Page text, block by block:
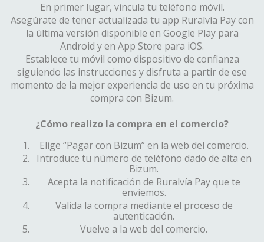
En primer lugar, vincula tu teléfono móvil.
Asegúrate de tener actualizada tu app Ruralvía Pay con
la última versión disponible en Google Play para
Android y en App Store para iOS.
Establece tu móvil como dispositivo de confianza
siguiendo las instrucciones y disfruta a partir de ese
momento de la mejor experiencia de uso en tu próxima
compra con Bizum.
¿Cómo realizo la compra en el comercio?
Elige “Pagar con Bizum” en la web del comercio.
Introduce tu número de teléfono dado de alta en
Bizum.
Acepta la notificación de Ruralvía Pay que te
enviemos.
Valida la compra mediante el proceso de
autenticación.
Vuelve a la web del comercio.